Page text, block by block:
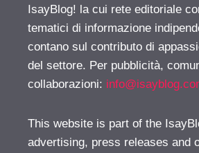
IsayBlog! la cui rete editoriale
tematici di informazione
contano sul contributo di
del settore. Per pubblicità,
collaborazioni:
This website is part of the
advertising, press releases and